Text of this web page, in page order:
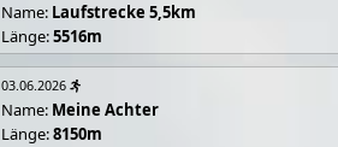
Name: Laufstrecke 5,5km
Länge:5516m
03.06.2026
Name: Meine Achter
Länge:8150m